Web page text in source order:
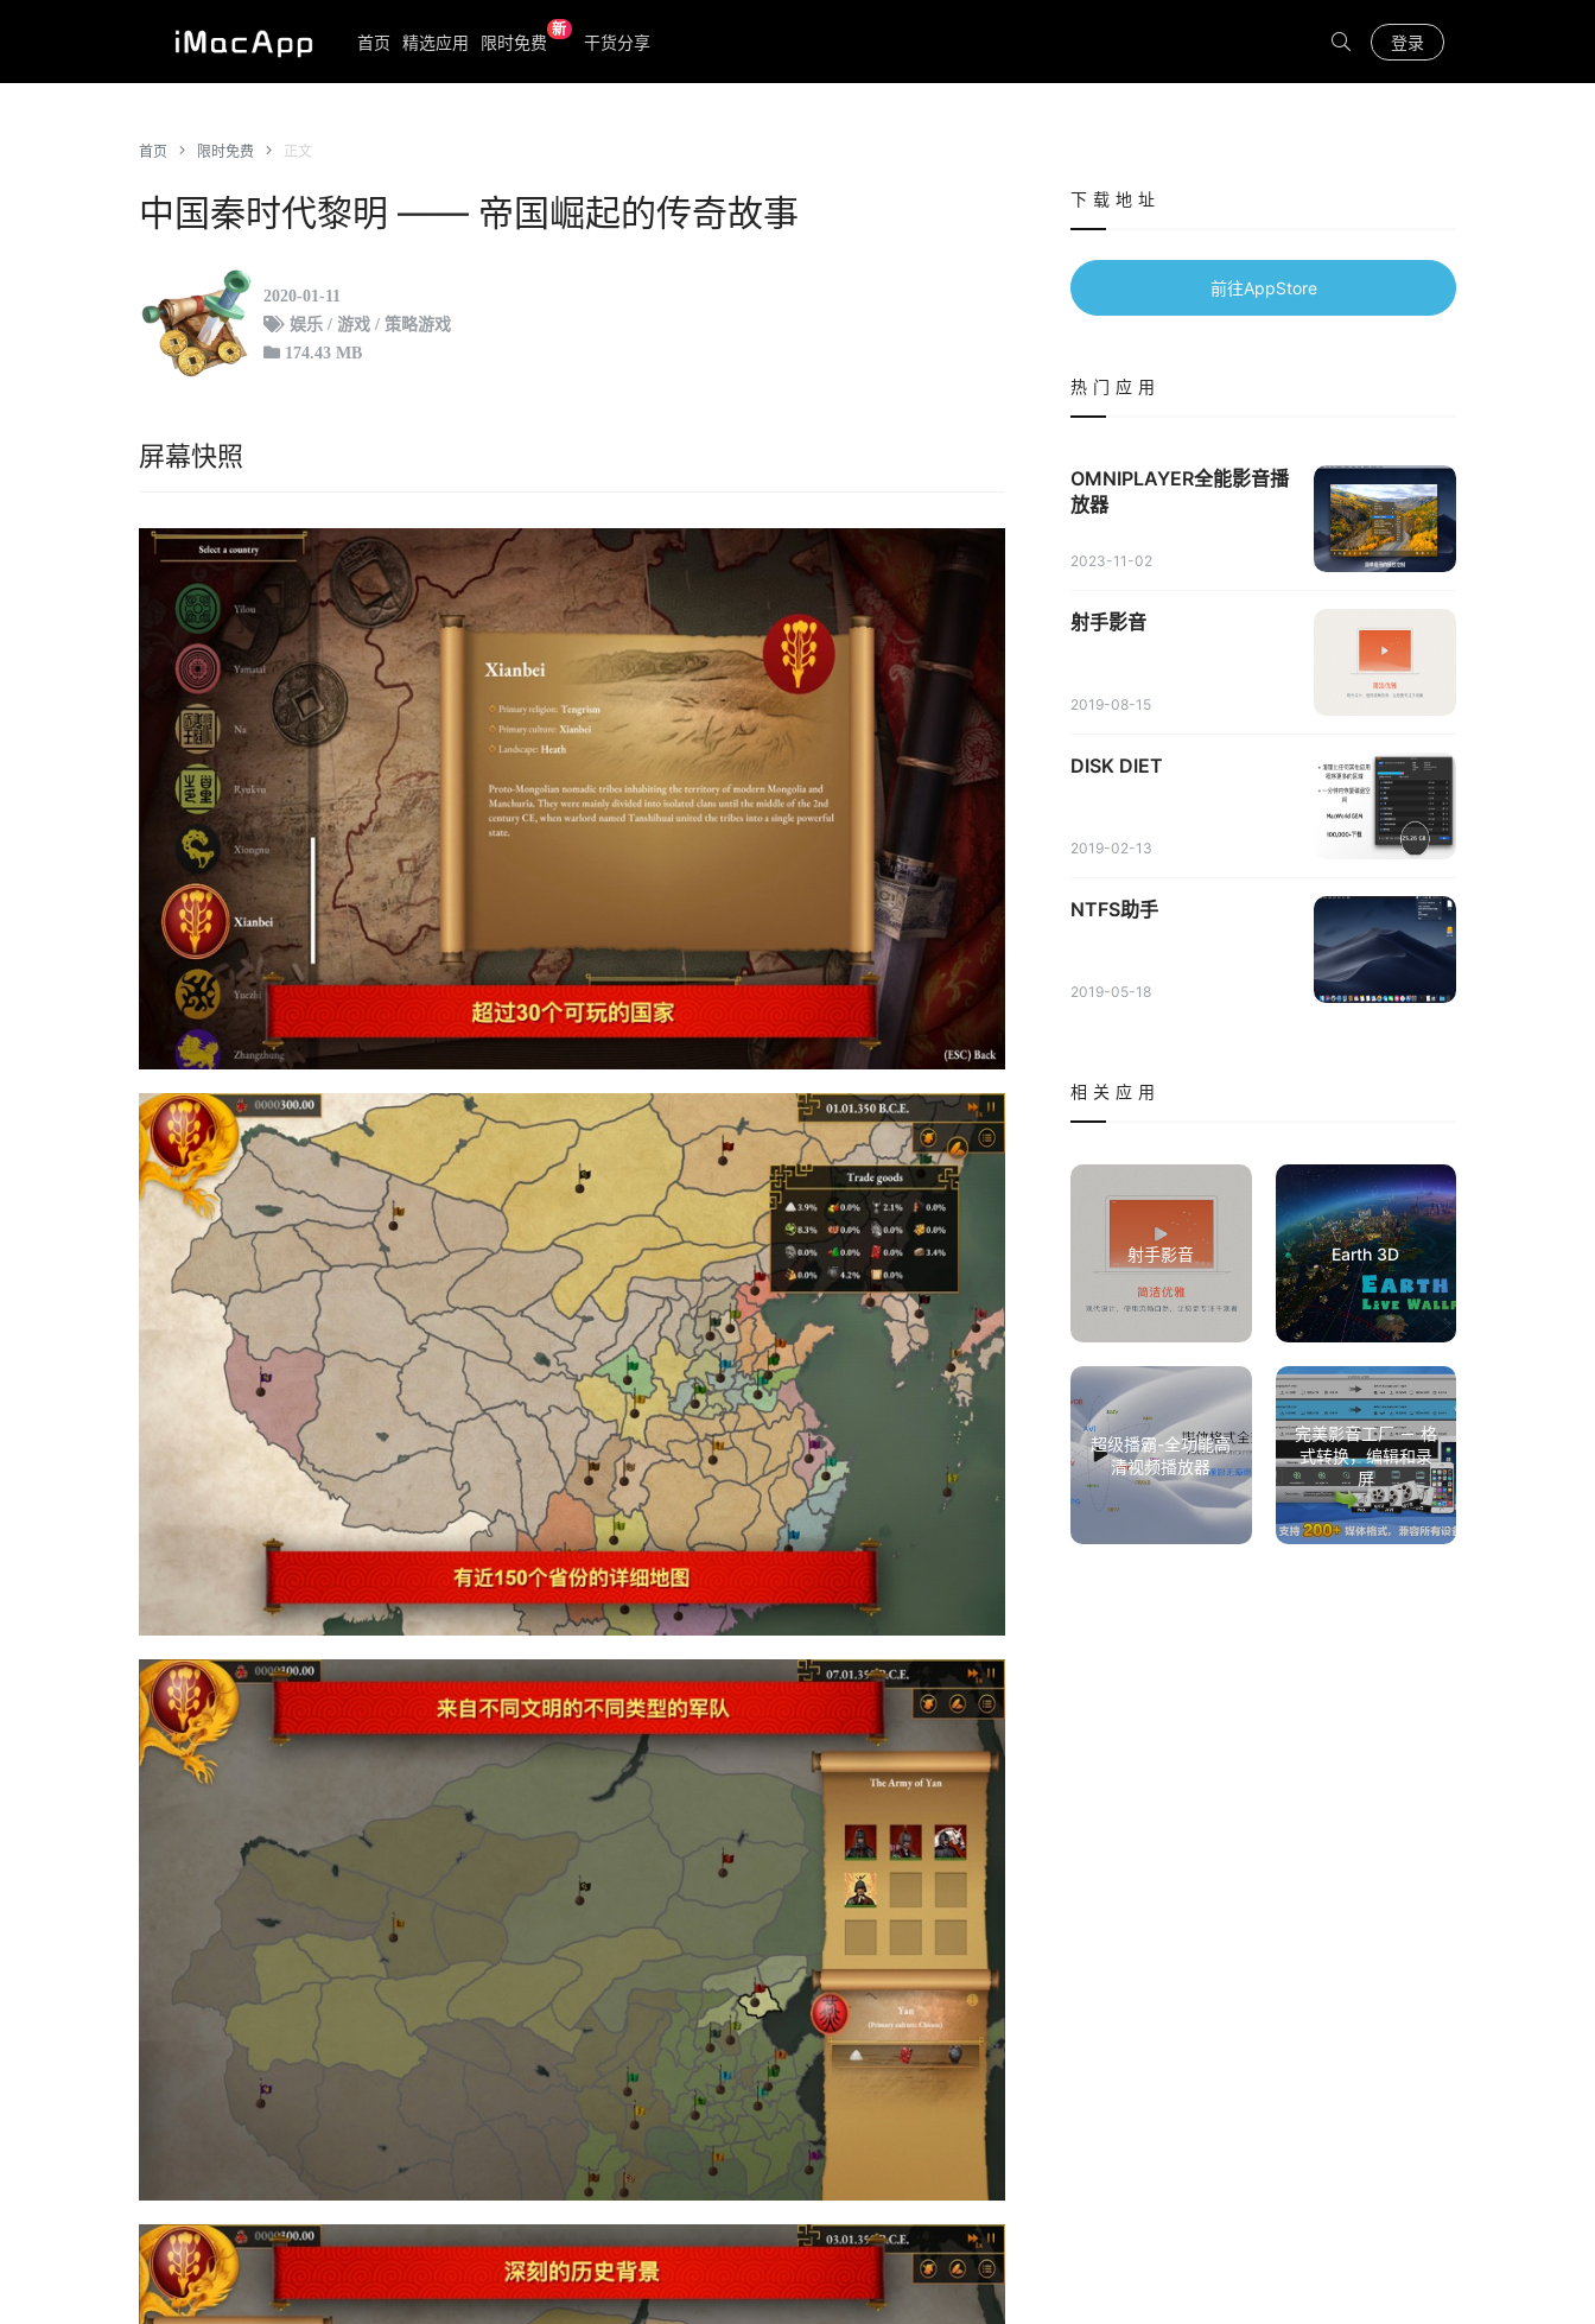
首页 精选应用 限时免费
新
干货分享 登录
首页 限时免费 正文
中国秦时代黎明 —— 帝国崛起的传奇故事
2020-01-11
娱乐 / 游戏 / 策略游戏
174.43 MB
屏幕快照
下载地址
前往AppStore
热门应用
OMNIPLAYER全能影音播
放器
2023-11-02
射手影音
2019-08-15
DISK DIET
2019-02-13
NTFS助手
2019-05-18
相关应用
射手影音 Earth 3D
超级播霸-全功能高
清视频播放器
完美影音工厂 － 格
式转换，编辑和录
屏